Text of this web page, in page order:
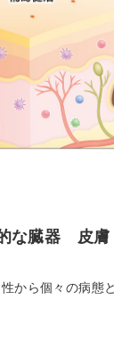
な臓器 皮
から個々の病態